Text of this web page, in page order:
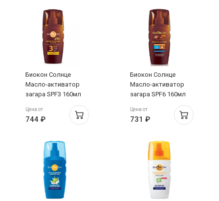
Биокон Солнце
Масло-активатор
загара SPF3 160мл
Цена от
744 ₽
Биокон Солнце
Масло-активатор
загара SPF6 160мл
Цена от
731 ₽